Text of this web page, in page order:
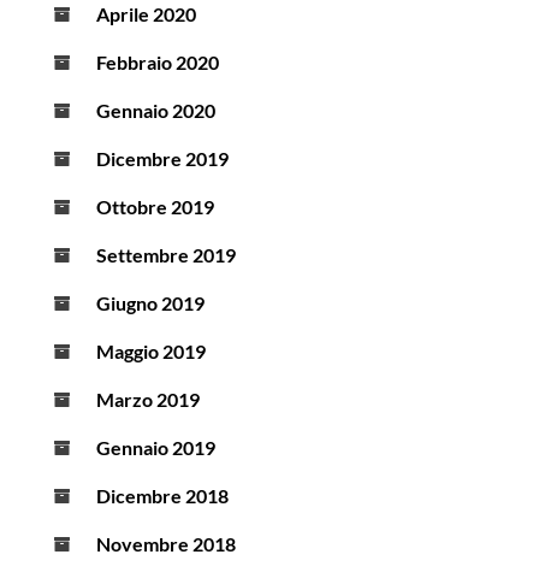
Aprile 2020
Febbraio 2020
Gennaio 2020
Dicembre 2019
Ottobre 2019
Settembre 2019
Giugno 2019
Maggio 2019
Marzo 2019
Gennaio 2019
Dicembre 2018
Novembre 2018